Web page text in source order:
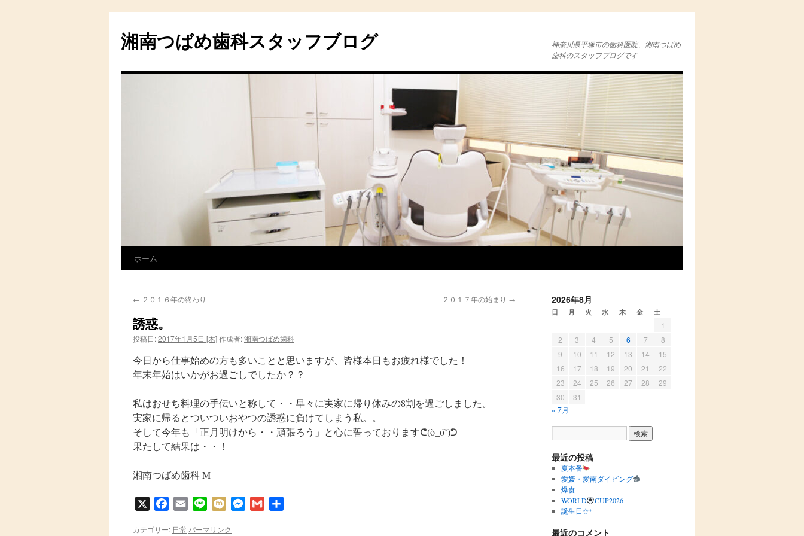
湘南つばめ歯科スタッフブログ
神奈川県平塚市の歯科医院、湘南つばめ
歯科のスタッフブログです
ン
キ
ホーム
← ２０１６年の終わり ２０１７年の始まり →
誘惑。
投稿日:2017年1月5日 [木]作成者:湘南つばめ歯科
今日から仕事始めの方も多いことと思いますが、皆様本日もお疲れ様でした！
年末年始はいかがお過ごしでしたか？？
私はおせち料理の手伝いと称して・・早々に実家に帰り休みの8割を過ごしました。
実家に帰るとついついおやつの誘惑に負けてしまう私。。
そして今年も「正月明けから・・頑張ろう」と心に誓っておりますᕦ(ò_óˇ)ᕤ
果たして結果は・・！
湘南つばめ歯科 M
X Facebook
Email Line Mixi Messenger
Gmail
カテゴリー: 日常 パーマリンク
2026年8月
日 月 火 水 木 金 土
1
2
3 4 5 6 7
8
9
10 11 12 13 14
15
16
17 18 19 20 21
22
23
24 25 26 27 28
29
30
31
« 7月
最近の投稿
夏本番
愛媛・愛南ダイビング
爆食
WORLD
CUP2026
誕生日✩︎*
最近のコメント